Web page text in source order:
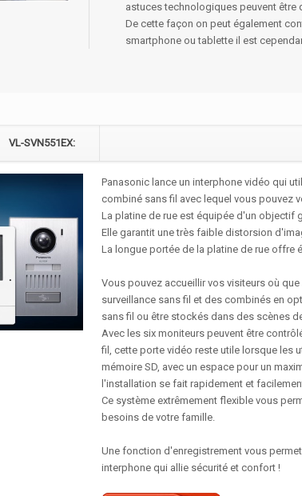
astuces technologiques peuvent
De cette façon on peut également
smartphone ou tablette il est
VL-SVN551EX:
Panasonic lance un interphone vidéo qui
combiné sans fil avec lequel vous pouvez
La platine de rue est équipée d'un objectif
Elle garantit une très faible distorsion
La longue portée de la platine de rue offre
Vous pouvez accueillir vos visiteurs où
surveillance sans fil et des combinés en
sans fil ou être stockés dans des scènes
Avec les six moniteurs peuvent être
fil, cette porte vidéo reste utile lorsque les
mémoire SD, avec un espace pour un
l'installation se fait rapidement et
Ce système extrêmement flexible vous
besoins de votre famille.
Une fonction d'enregistrement vous
interphone qui allie sécurité et confort !